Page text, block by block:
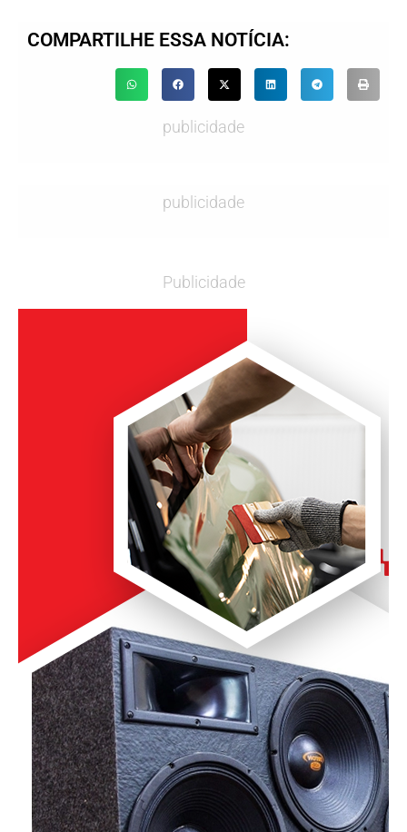
COMPARTILHE ESSA NOTÍCIA:
publicidade
publicidade
Publicidade